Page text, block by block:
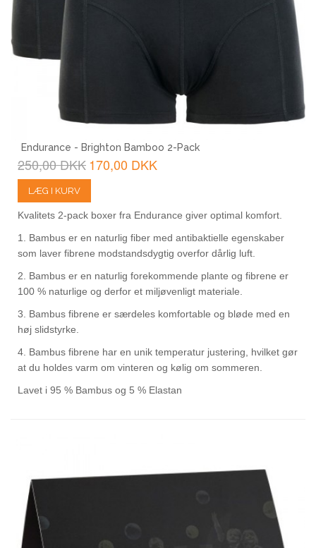
Endurance - Brighton Bamboo 2-Pack
250,00 DKK170,00 DKK
LÆG I KURV
Kvalitets 2-pack boxer fra Endurance giver optimal komfort.
1. Bambus er en naturlig fiber med antibaktielle egenskaber
som laver fibrene modstandsdygtig overfor dårlig luft.
2. Bambus er en naturlig forekommende plante og fibrene er
100 % naturlige og derfor et miljøvenligt materiale.
3. Bambus fibrene er særdeles komfortable og bløde med en
høj slidstyrke.
4. Bambus fibrene har en unik temperatur justering, hvilket gør
at du holdes varm om vinteren og kølig om sommeren.
Lavet i 95 % Bambus og 5 % Elastan